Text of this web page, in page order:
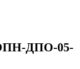
ОПН-ДПО-05-